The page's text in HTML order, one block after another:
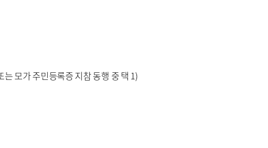
모가 주민등록증 지참 동행 중 택 1)